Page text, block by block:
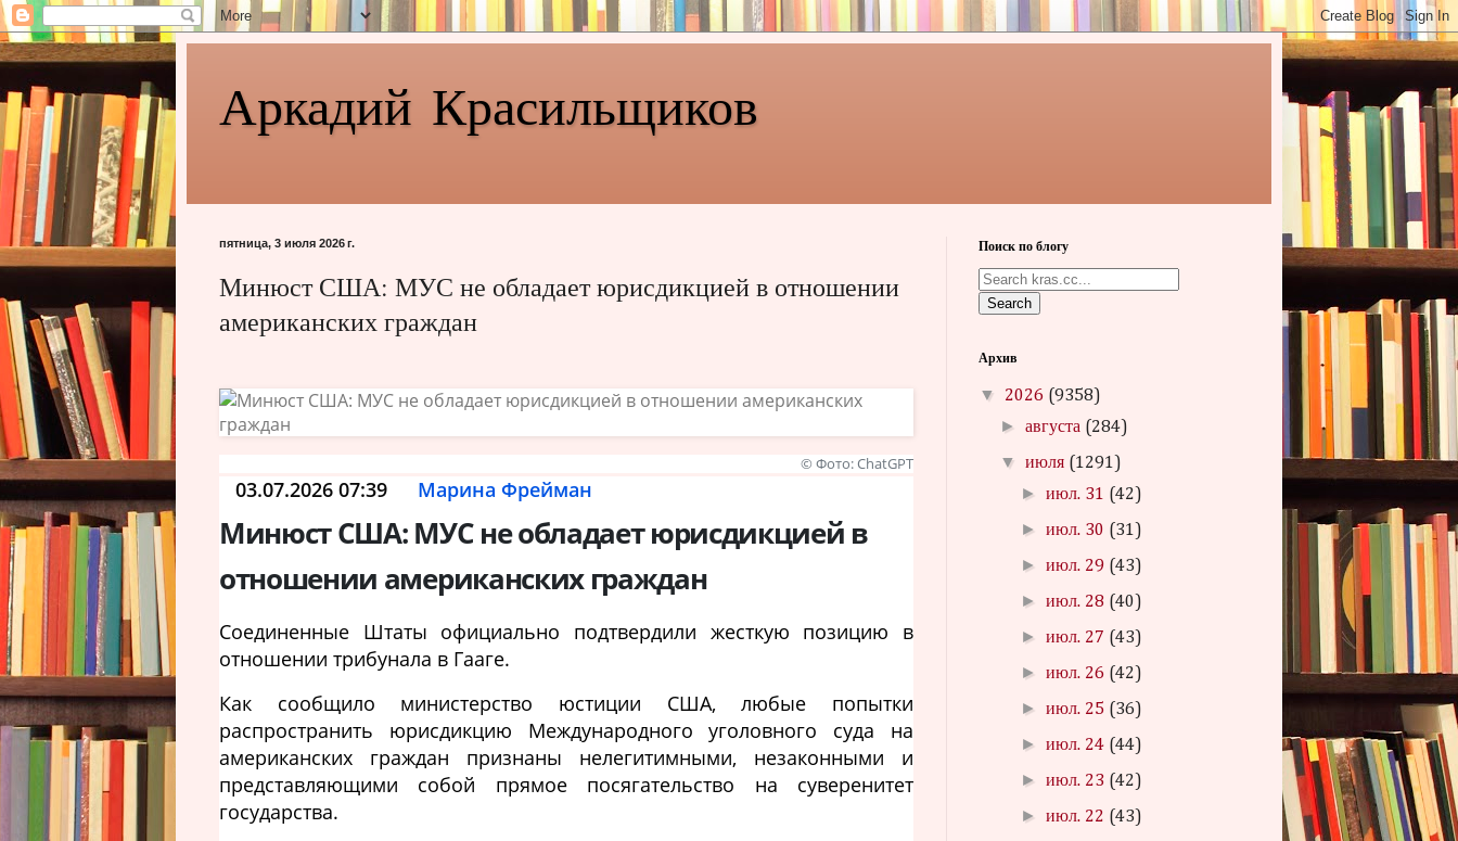
Аркадий Красильщиков
пятница, 3 июля 2026 г.
Минюст США: МУС не обладает юрисдикцией в отношении
американских граждан
© Фото: ChatGPT
03.07.2026 07:39 Марина Фрейман
Минюст США: МУС не обладает юрисдикцией в
отношении американских граждан
Соединенные Штаты официально подтвердили жесткую позицию в
отношении трибунала в Гааге.
Как сообщило министерство юстиции США, любые попытки
распространить юрисдикцию Международного уголовного суда на
американских граждан признаны нелегитимными, незаконными и
представляющими собой прямое посягательство на суверенитет
государства.
Поиск по блогу
Search
Архив
▼ 2026 (9358)
►августа (284)
▼июля (1291)
►июл. 31 (42)
►июл. 30 (31)
►июл. 29 (43)
►июл. 28 (40)
►июл. 27 (43)
►июл. 26 (42)
►июл. 25 (36)
►июл. 24 (44)
►июл. 23 (42)
►июл. 22 (43)